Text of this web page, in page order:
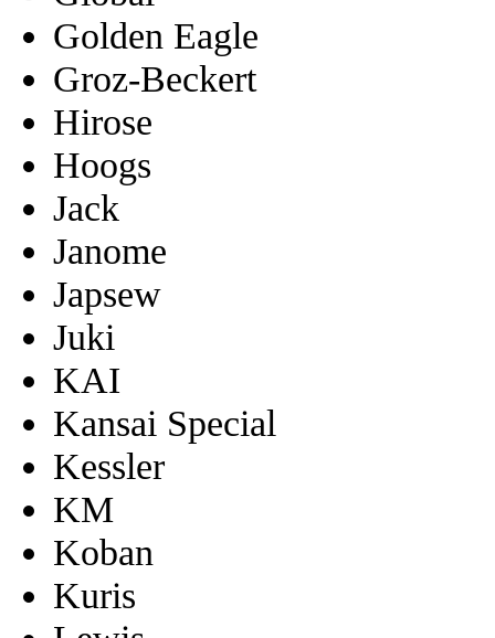
Golden Eagle
Groz-Beckert
Hirose
Hoogs
Jack
Janome
Japsew
Juki
KAI
Kansai Special
Kessler
KM
Koban
Kuris